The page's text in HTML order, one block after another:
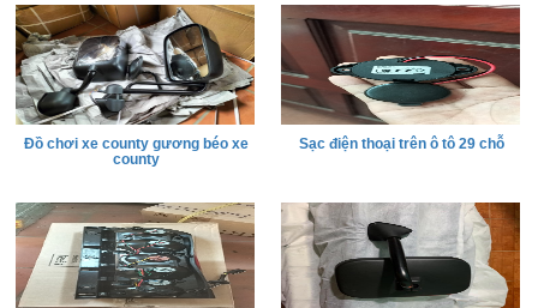
Đồ chơi xe county gương béo xe
county
Sạc điện thoại trên ô tô 29 chỗ